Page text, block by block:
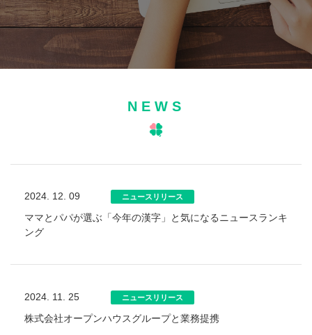
NEWS
2024. 12. 09 ニュースリリース
ママとパパが選ぶ「今年の漢字」と気になるニュースランキ
ング
2024. 11. 25 ニュースリリース
株式会社オープンハウスグループと業務提携